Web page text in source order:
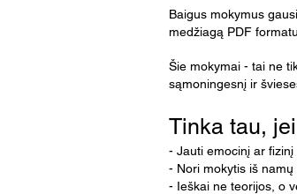
Baigus mokymus
medžiagą PDF
Šie mokymai - tai ne
sąmoningesnį ir
Tinka tau,
- Jauti emocinį ar fizinį
- Nori mokytis iš namų
- Ieškai ne teorijos, o